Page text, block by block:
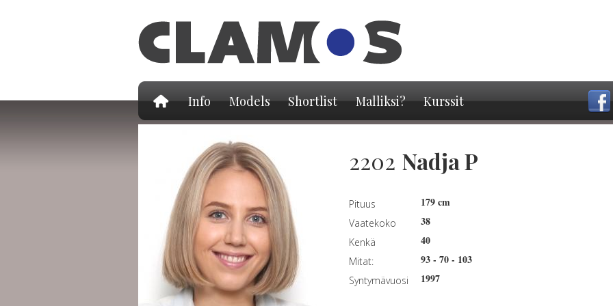
Info Models Shortlist Malliksi? Kurssit
2202 Nadja P
Pituus 179 cm
Vaatekoko 38
Kenkä 40
Mitat: 93- 70- 103
Syntymävuosi 1997